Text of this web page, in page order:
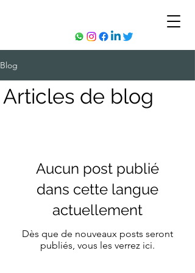
Blog
Aucun post publié
dans cette langue
actuellement
Dès que de nouveaux posts seront
publiés, vous les verrez ici.
Articles de blog